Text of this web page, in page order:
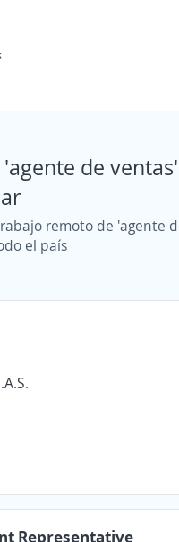
de
remoto de 'agente
el país
Representative